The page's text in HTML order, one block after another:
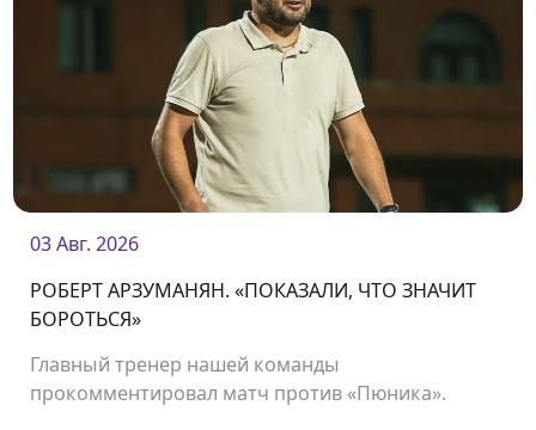
03 Авг. 2026
РОБЕРТ АРЗУМАНЯН. «ПОКАЗАЛИ, ЧТО ЗНАЧИТ
БОРОТЬСЯ»
Главный тренер нашей команды
прокомментировал матч против «Пюника».